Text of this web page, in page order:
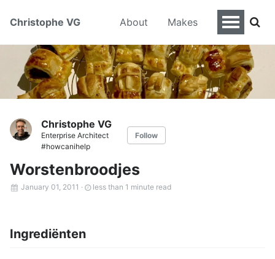
Christophe VG About Makes
Christophe VG
Enterprise Architect
#howcanihelp
Follow
Worstenbroodjes
January 01, 2011 · less than 1 minute read
Ingrediënten